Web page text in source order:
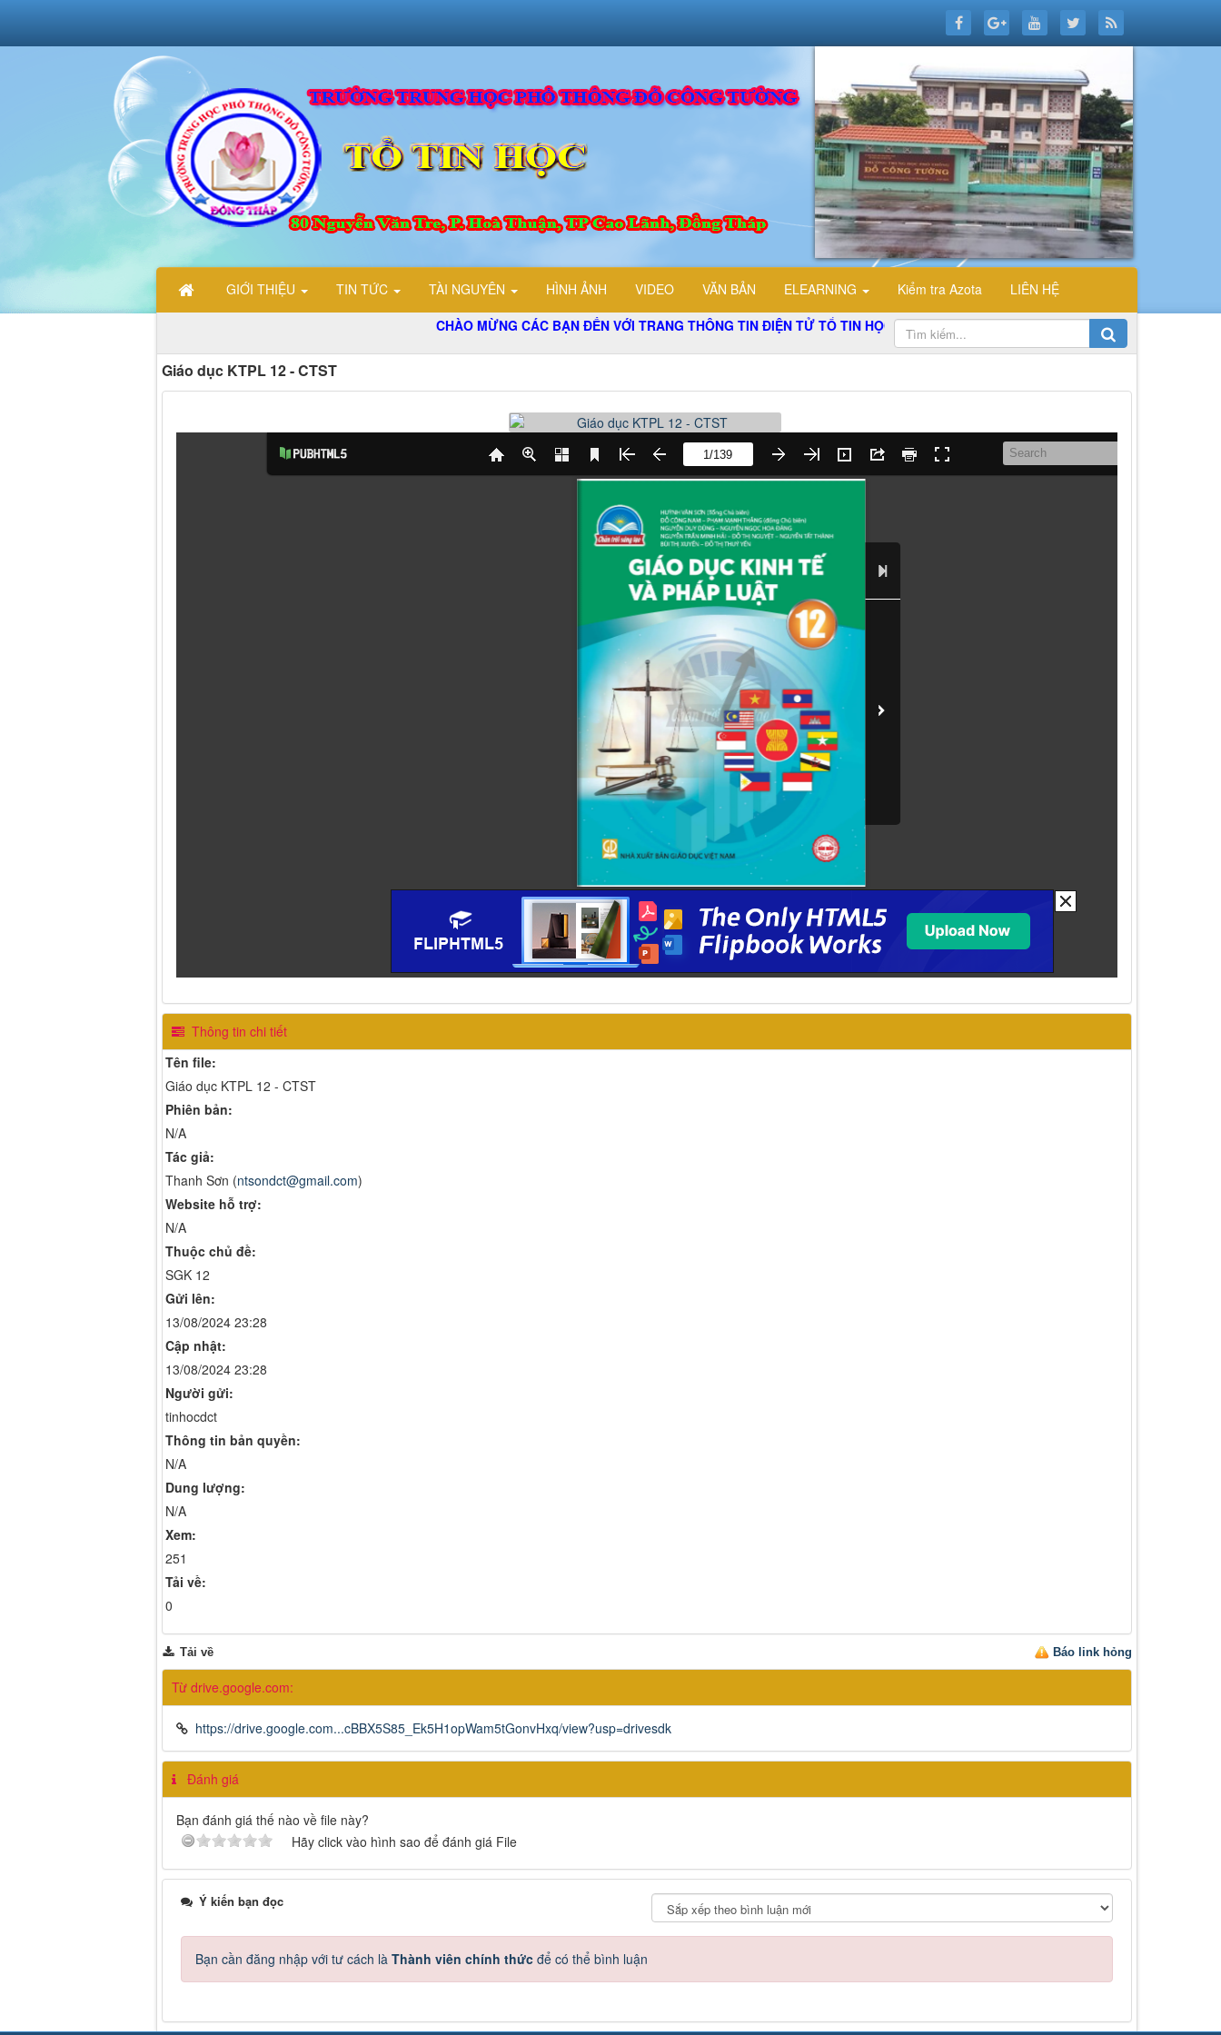
GIỚI THIỆU TIN TỨC TÀI NGUYÊN HÌNH ẢNH VIDEO VĂN BẢN ELEARNING Kiểm tra Azota
LIÊN HỆ
CHÀO MỪNG CÁC BẠN ĐẾN VỚI TRANG THÔNG TIN ĐIỆN TỬ TỔ TIN HỌC TRƯỜNG THPT ĐỖ CÔNG TƯỜNG
Giáo dục KTPL 12 - CTST
Thông tin chi tiết
Tên file:
Giáo dục KTPL 12 - CTST
Phiên bản:
N/A
Tác giả:
Thanh Sơn (ntsondct@gmail.com)
Website hỗ trợ:
N/A
Thuộc chủ đề:
SGK 12
Gửi lên:
13/08/2024 23:28
Cập nhật:
13/08/2024 23:28
Người gửi:
tinhocdct
Thông tin bản quyền:
N/A
Dung lượng:
N/A
Xem:
251
Tải về:
0
Báo link hỏng
Tải về
Từ drive.google.com:
https://drive.google.com...cBBX5S85_Ek5H1opWam5tGonvHxq/view?usp=drivesdk
Đánh giá
Bạn đánh giá thế nào về file này?
Hãy click vào hình sao để đánh giá File
Ý kiến bạn đọc
Bạn cần đăng nhập với tư cách là Thành viên chính thức để có thể bình luận